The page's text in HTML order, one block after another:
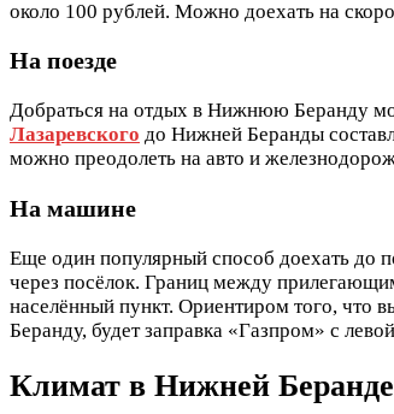
около 100 рублей. Можно доехать на
На поезде
Добраться на отдых в Нижнюю Беранду
Лазаревского до Нижней Беранды
можно преодолеть на авто и
На машине
Еще один популярный способ доехать до
через посёлок. Границ между
населённый пункт. Ориентиром того, что
Беранду, будет заправка «Газпром» с
Климат в Нижней